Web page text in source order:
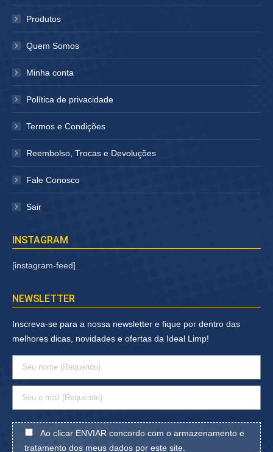
janelajanela
Produtos
Quem Somos
Minha conta
Política de privacidade
Termos e Condições
Reembolso, Trocas e Devoluções
Fale Conosco
Sair
INSTAGRAM
[instagram-feed]
NEWSLETTER
Inscreva-se para a nossa newsletter e fique por dentro das
melhores dicas, novidades e ofertas da Ideal Limp!
Ao clicar ENVIAR concordo com o armazenamento e
tratamento dos meus dados por este site.